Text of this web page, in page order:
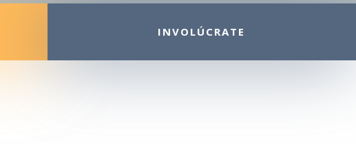
INVOLÚCRATE